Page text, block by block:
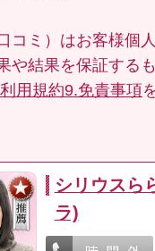
コミ）はお客様個
や結果を保証する
利用規約9.免責事項
シリウスら
ラ)